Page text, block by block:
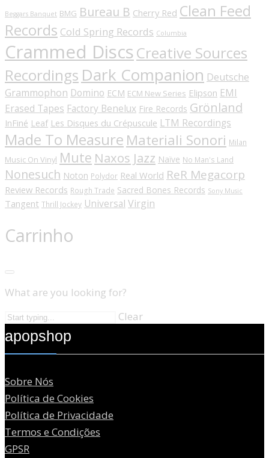
Beggars Banquet BMG Bureau B Cherry Red Clean Feed
Records Cold Spring Records Columbia
Crammed Discs Creative Sources
Recordings Dark Companion Deutsche
Grammophon Domino ECM ECM New Series Elipson EMI
Erased Tapes Factory Benelux Fire Records Grönland
InFiné Leaf Les Disques du Crépuscule LTM Recordings
Made To Measure Materiali Sonori Milan
Music On Vinyl Mute Naxos Jazz Naïve No Man's Land
Nonesuch Noton Polydor Real World ReR Megacorp
Review Records Rough Trade Sacred Bones Records Sony Music
Tangent Thrill Jockey Universal Virgin
Carrinho
What are you looking for?
Clear
apopshop
Sobre Nós
Política de Cookies
Política de Privacidade
Termos e Condições
GPSR